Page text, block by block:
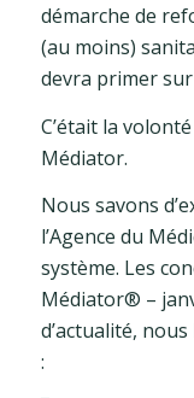
démarche de
(au moins)
devra primer
C’était la
Médiator.
Nous savons
l’Agence du
système. Les
Médiator® –
d’actualité,
: